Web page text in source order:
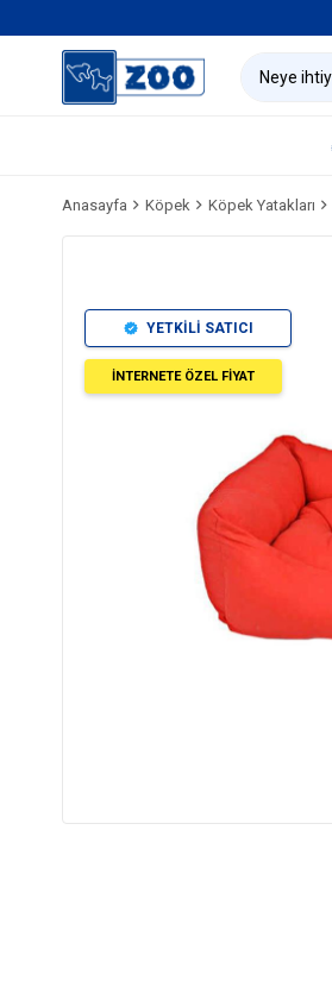
Anasayfa Köpek Köpek Yatakları
YETKİLİ SATICI
İNTERNETE ÖZEL FİYAT